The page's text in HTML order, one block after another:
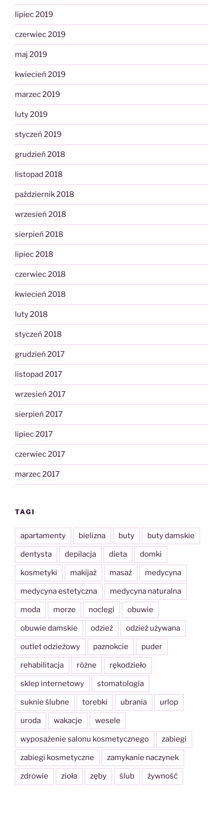
lipiec 2019
czerwiec 2019
maj 2019
kwiecień 2019
marzec 2019
luty 2019
styczeń 2019
grudzień 2018
listopad 2018
październik 2018
wrzesień 2018
sierpień 2018
lipiec 2018
czerwiec 2018
kwiecień 2018
luty 2018
styczeń 2018
grudzień 2017
listopad 2017
wrzesień 2017
sierpień 2017
lipiec 2017
czerwiec 2017
marzec 2017
TAGI
apartamenty bielizna buty buty damskie
dentysta depilacja dieta domki
kosmetyki makijaż masaż medycyna
medycyna estetyczna medycyna naturalna
moda morze noclegi obuwie
obuwie damskie odzież odzież używana
outlet odzieżowy paznokcie puder
rehabilitacja różne rękodzieło
sklep internetowy stomatologia
suknie ślubne torebki ubrania urlop
uroda wakacje wesele
wyposażenie salonu kosmetycznego zabiegi
zabiegi kosmetyczne zamykanie naczynek
zdrowie zioła zęby ślub żywność